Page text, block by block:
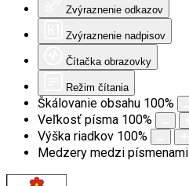
Zvýraznenie odkazov
Zvýraznenie nadpisov
Čítačka obrazovky
Režim čítania
Škálovanie obsahu 100%
Veľkosť písma 100%
Výška riadkov 100%
Medzery medzi písmenami